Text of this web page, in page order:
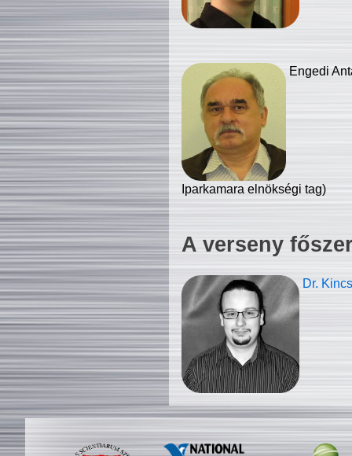
Engedi
Iparkamara elnökségi tag)
A verseny
Dr.